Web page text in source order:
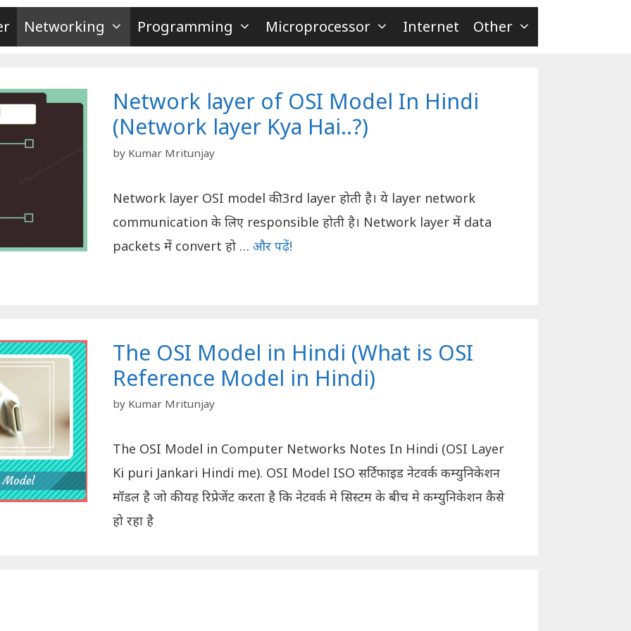
Networking Programming Microprocessor Internet Other
Network layer of OSI Model In Hindi
(Network layer Kya Hai..?)
by Kumar Mritunjay
Network layer OSI model की 3rd layer होती है। ये layer network
communication के लिए responsible होती है। Network layer में data
packets में convert हो … और पढ़ें!
The OSI Model in Hindi (What is OSI
Reference Model in Hindi)
by Kumar Mritunjay
The OSI Model in Computer Networks Notes In Hindi (OSI Layer
Ki puri Jankari Hindi me). OSI Model ISO सर्टिफाइड नेटवर्क कम्युनिकेशन
मॉडल है जो की यह रिप्रेजेंट करता है कि नेटवर्क मे सिस्टम के बीच मे कम्युनिकेशन कैसे
हो रहा है